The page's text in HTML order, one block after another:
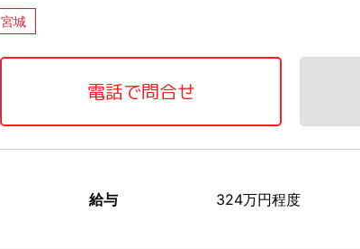
宮城
電話で問合せ
給与 324万円程度